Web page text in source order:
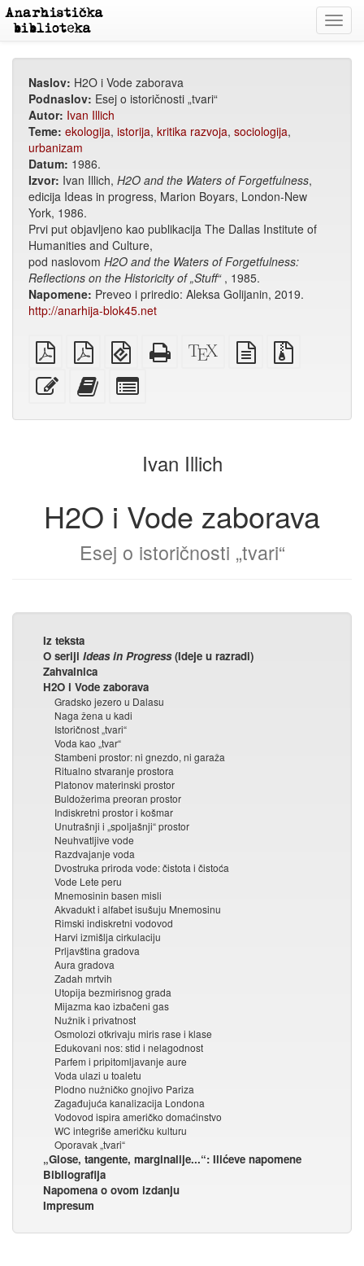
Naslov: H2O i Vode zaborava
Podnaslov: Esej o istoričnosti „tvari“
Autor: Ivan Illich
Teme: ekologija, istorija, kritika razvoja, sociologija,
urbanizam
Datum: 1986.
Izvor: Ivan Illich, H2O and the Waters of Forgetfulness,
edicija Ideas in progress, Marion Boyars, London-New
York, 1986.
Prvi put objavljeno kao publikacija The Dallas Institute of
Humanities and Culture,
pod naslovom H2O and the Waters of Forgetfulness:
Reflections on the Historicity of „Stuff“ , 1985.
Napomene: Preveo i priredio: Aleksa Golijanin, 2019.
http://anarhija-blok45.net
običan
PDF
A4
PDF
štampanje
EPUB
(za
mobilne
uređaje)
Potpuni
HTML
XeLaTex
izvor
izvor
Uredi
ovaj
Dodaj
ovaj
zbirci
za
Ivan Illich
H2O i Vode zaborava
Esej o istoričnosti „tvari“
Iz teksta
O serijiIdeas in Progress(Ideje u razradi)
Zahvalnica
H2O i Vode zaborava
Gradsko jezero u Dalasu
Naga žena u kadi
Istoričnost „tvari“
Voda kao „tvar“
Stambeni prostor: ni gnezdo, ni garaža
Ritualno stvaranje prostora
Platonov materinski prostor
Buldožerima preoran prostor
Indiskretni prostor i košmar
Unutrašnji i „spoljašnji“ prostor
Neuhvatljive vode
Razdvajanje voda
Dvostruka priroda vode: čistota i čistoća
Vode Lete peru
Mnemosinin basen misli
Akvadukt i alfabet isušuju Mnemosinu
Rimski indiskretni vodovod
Harvi izmišlja cirkulaciju
Prljavština gradova
Aura gradova
Zadah mrtvih
Utopija bezmirisnog grada
Mijazma kao izbačeni gas
Nužnik i privatnost
Osmolozi otkrivaju miris rase i klase
Edukovani nos: stid i nelagodnost
Parfem i pripitomljavanje aure
Voda ulazi u toaletu
Plodno nužničko gnojivo Pariza
Zagađujuća kanalizacija Londona
Vodovod ispira američko domaćinstvo
WC integriše američku kulturu
Oporavak „tvari“
„Glose, tangente, marginalije...“: Ilićeve napomene
Bibliografija
Napomena o ovom izdanju
Impresum